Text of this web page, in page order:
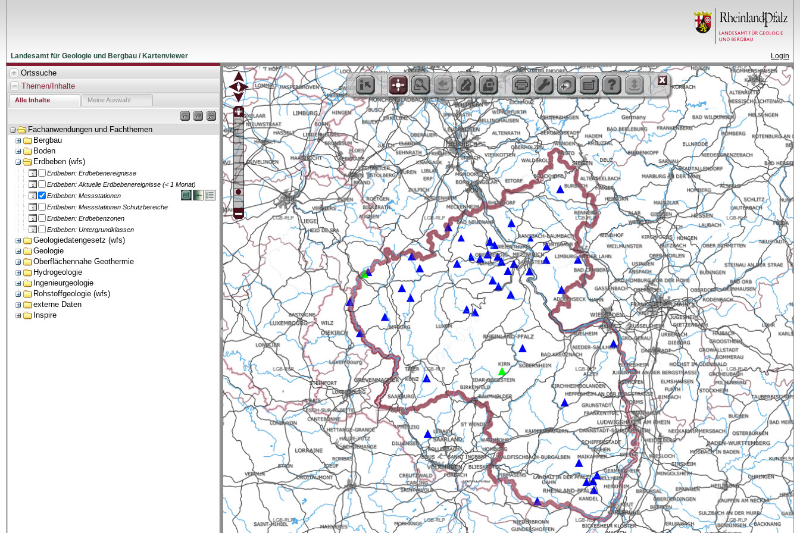
Landesamt für Geologie und Bergbau / Kartenviewer Login
Ortssuche
Themen/Inhalte
Alle Inhalte Meine Auswahl
Fachanwendungen und Fachthemen
Bergbau
Boden
Erdbeben (wfs)
Erdbeben: Erdbebenereignisse
Erdbeben: Aktuelle Erdbebenereignisse (< 1 Monat)
Erdbeben: Messstationen
Erdbeben: Messstationen Schutzbereiche
Erdbeben: Erdbebenzonen
Erdbeben: Untergrundklassen
Geologiedatengesetz (wfs)
Geologie
Oberflächennahe Geothermie
Hydrogeologie
Ingenieurgeologie
Rohstoffgeologie (wfs)
externe Daten
Inspire